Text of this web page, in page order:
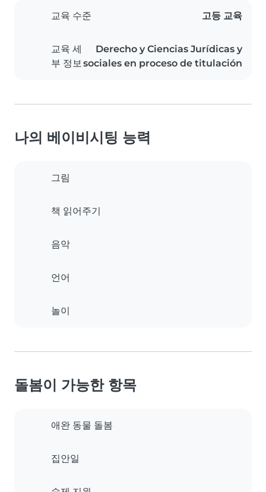
교육 수준 고등 교육
교육 세
부 정보
Derecho y Ciencias Jurídicas y
sociales en proceso de titulación
나의 베이비시팅 능력
그림
책 읽어주기
음악
언어
놀이
돌봄이 가능한 항목
애완 동물 돌봄
집안일